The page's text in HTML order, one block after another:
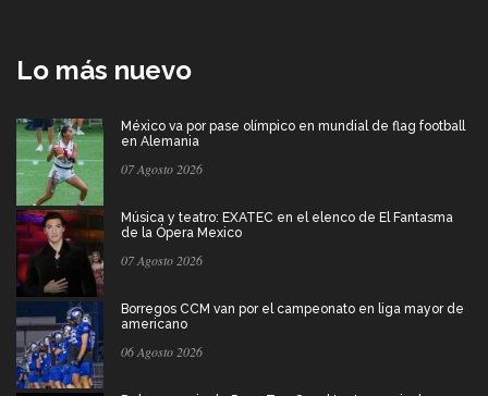
Lo más nuevo
México va por pase olímpico en mundial de flag football
en Alemania
07 Agosto 2026
Música y teatro: EXATEC en el elenco de El Fantasma
de la Ópera Mexico
07 Agosto 2026
Borregos CCM van por el campeonato en liga mayor de
americano
06 Agosto 2026